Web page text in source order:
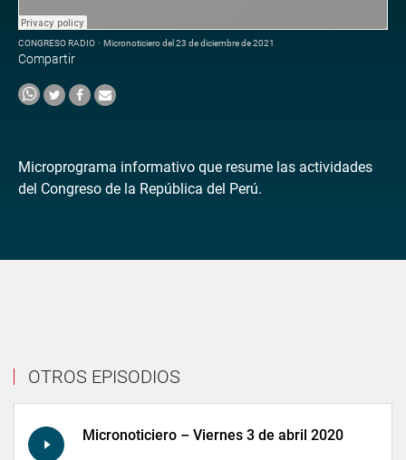
CONGRESO RADIO · Micronoticiero del 23 de diciembre de 2021
Compartir
Microprograma informativo que resume las actividades
del Congreso de la República del Perú.
OTROS EPISODIOS
Micronoticiero – Viernes 3 de abril 2020